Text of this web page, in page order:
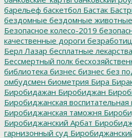
барельеф баскетбол Бастак
бездомные бездомные животные
Безопасное колесо-2019
качественные дороги
Берл Лазар бесплатные лекарства
Бессмертный полк
библиотека бизнес бизнес без
омбудсмен биометрия Бира
Биробидажан Биробиджан
Биробиджанская воспитательная
Биробиджанская таможня
Биробиджанский Арбат
гарнизонный суд